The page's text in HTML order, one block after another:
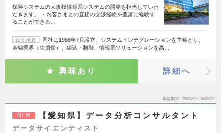
保険システムの大規模情報系システムの開発を担当していた
だきます。 ・お客さまとの直接の交渉経験を豊富に経験す
ることができる…
会社概要
同社は1988年7月設立、システムインテグレーションを主軸とし、
金融業界（生損保）、組込・制御、情報系ソリューションを高…
興味あり 詳細へ
掲載期間 26/08/09～26/08/22
NEW 【愛知県】データ分析コンサルタント
データサイエンティスト